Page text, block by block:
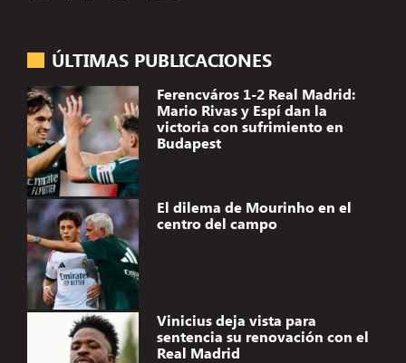
ÚLTIMAS PUBLICACIONES
Ferencváros 1-2 Real Madrid:
Mario Rivas y Espí dan la
victoria con sufrimiento en
Budapest
El dilema de Mourinho en el
centro del campo
Vinicius deja vista para
sentencia su renovación con el
Real Madrid